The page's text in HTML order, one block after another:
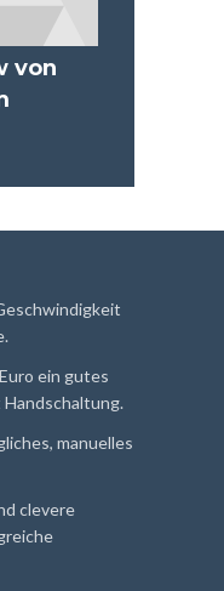
von
ein gutes
manuelles
clevere